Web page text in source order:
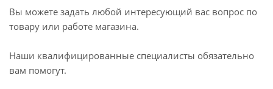
Вы можете задать любой интересующий вас вопрос по
товару или работе магазина.
Наши квалифицированные специалисты обязательно
вам помогут.